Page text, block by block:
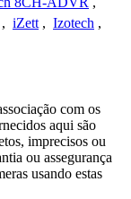
, iZett , Izotech ,
com os
aqui são
imprecisos ou
ou assegurança
usando estas